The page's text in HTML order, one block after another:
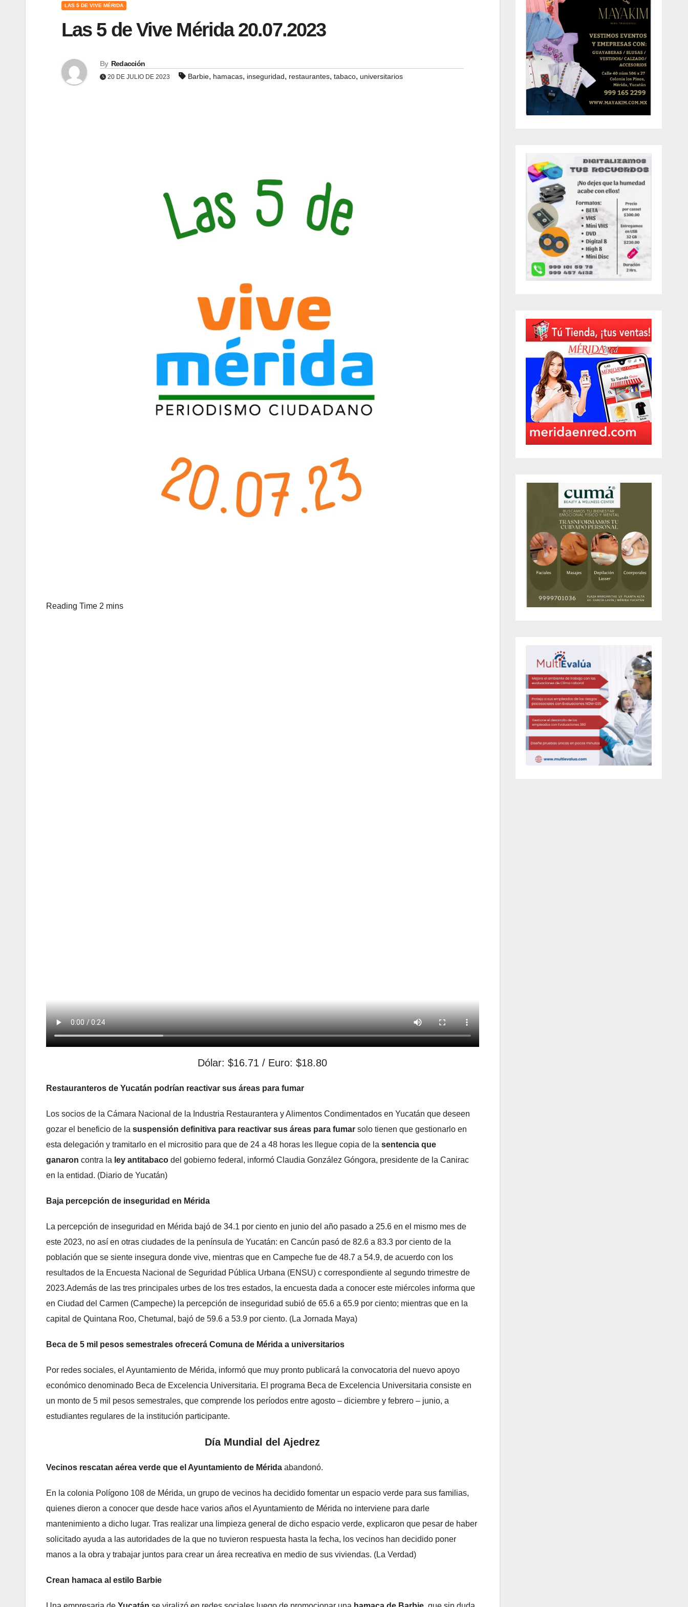
LAS 5 DE VIVE MÉRIDA
Las 5 de Vive Mérida 20.07.2023
By Redacción
20 DE JULIO DE 2023 Barbie, hamacas, inseguridad, restaurantes, tabaco, universitarios
Dólar: $16.71 / Euro: $18.80
Restauranteros de Yucatán podrían reactivar sus áreas para fumar
Los socios de la Cámara Nacional de la Industria Restaurantera y Alimentos Condimentados en Yucatán que deseen
gozar el beneficio de la suspensión definitiva para reactivar sus áreas para fumar solo tienen que gestionarlo en
esta delegación y tramitarlo en el micrositio para que de 24 a 48 horas les llegue copia de la sentencia que
ganaron contra la ley antitabaco del gobierno federal, informó Claudia González Góngora, presidente de la Canirac
en la entidad. (Diario de Yucatán)
Baja percepción de inseguridad en Mérida
La percepción de inseguridad en Mérida bajó de 34.1 por ciento en junio del año pasado a 25.6 en el mismo mes de
este 2023, no así en otras ciudades de la península de Yucatán: en Cancún pasó de 82.6 a 83.3 por ciento de la
población que se siente insegura donde vive, mientras que en Campeche fue de 48.7 a 54.9, de acuerdo con los
resultados de la Encuesta Nacional de Seguridad Pública Urbana (ENSU) c correspondiente al segundo trimestre de
2023.Además de las tres principales urbes de los tres estados, la encuesta dada a conocer este miércoles informa que
en Ciudad del Carmen (Campeche) la percepción de inseguridad subió de 65.6 a 65.9 por ciento; mientras que en la
capital de Quintana Roo, Chetumal, bajó de 59.6 a 53.9 por ciento. (La Jornada Maya)
Beca de 5 mil pesos semestrales ofrecerá Comuna de Mérida a universitarios
Por redes sociales, el Ayuntamiento de Mérida, informó que muy pronto publicará la convocatoria del nuevo apoyo
económico denominado Beca de Excelencia Universitaria. El programa Beca de Excelencia Universitaria consiste en
un monto de 5 mil pesos semestrales, que comprende los períodos entre agosto – diciembre y febrero – junio, a
estudiantes regulares de la institución participante.
Día Mundial del Ajedrez
Vecinos rescatan aérea verde que el Ayuntamiento de Mérida abandonó.
En la colonia Polígono 108 de Mérida, un grupo de vecinos ha decidido fomentar un espacio verde para sus familias,
quienes dieron a conocer que desde hace varios años el Ayuntamiento de Mérida no interviene para darle
mantenimiento a dicho lugar. Tras realizar una limpieza general de dicho espacio verde, explicaron que pesar de haber
solicitado ayuda a las autoridades de la que no tuvieron respuesta hasta la fecha, los vecinos han decidido poner
manos a la obra y trabajar juntos para crear un área recreativa en medio de sus viviendas. (La Verdad)
Crean hamaca al estilo Barbie